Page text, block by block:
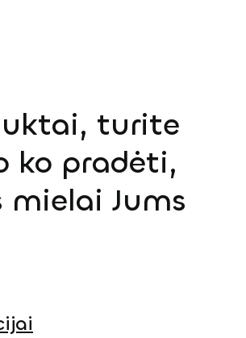
turite
ko pradėti,
Jums